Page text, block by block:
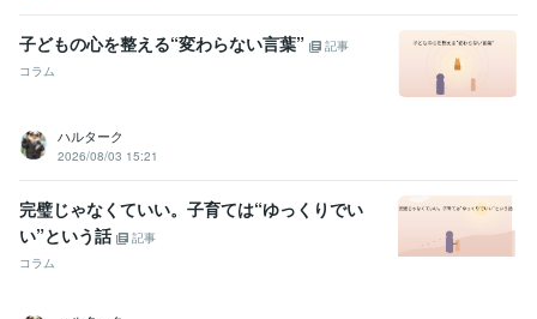
子どもの心を整える“変わらない言葉”
記事
コラム
ハルターク
2026/08/03 15:21
完璧じゃなくていい。子育ては“ゆっくりでい
い”という話
記事
コラム